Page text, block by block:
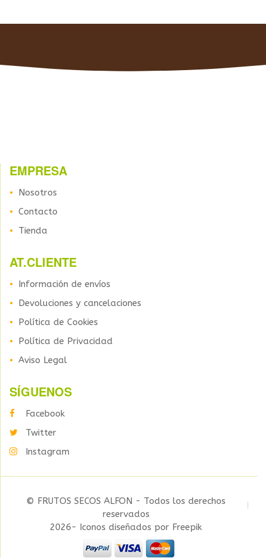
EMPRESA
Nosotros
Contacto
Tienda
AT.CLIENTE
Información de envíos
Devoluciones y cancelaciones
Política de Cookies
Política de Privacidad
Aviso Legal
SÍGUENOS
Facebook
Twitter
Instagram
© FRUTOS SECOS ALFON - Todos los derechos
reservados
2026- Iconos diseñados por Freepik